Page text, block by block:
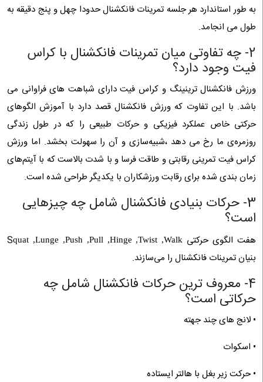
به طور استاندارد هر جلسه تمرینات فانکشنال حدودا چهل و پنج دقیقه به
طول می انجامد.
2- چه تفاوتی میان تمرینات فانکشنال با کراس
فیت وجود دارد؟
ورزش فانکشنال ترینینگ و کراس فیت دارای شباهت های فراوانی می
باشد. با این تفاوت که ورزش فانکشنال قصد دارد با آموزش الگوهای
حرکتی خاص عملکرد فیزیکی و حرکات طبیعی را که در طول زندگی
روزمره‌ی ما رخ می دهد ،شبیه‌سازی و آن را سهولت بخشد. اما ورزش
کراس فیت تمرینی رقابتی و طاقت فرسا و با شدت بالاست که با آیتم‌های
زمان بندی شده برای رقابت ورزشکاران با یکدیگر طراحی شده است.
3- حرکات بنیادی فانکشنال شامل چه چیزهایی
است؟
هفت الگوی حرکتی S quat ,Lunge ,Push ,Pull ,Hinge ,Twist ,Walk
بنیان تمرینات فانکشنال را می‌سازند.
4- معروف ترین حرکات فانکشنال شامل چه
حرکاتی است؟
• لانج های چند جهته
• اسکوات
• حرکت زیر بغل با هالتر ایستاده